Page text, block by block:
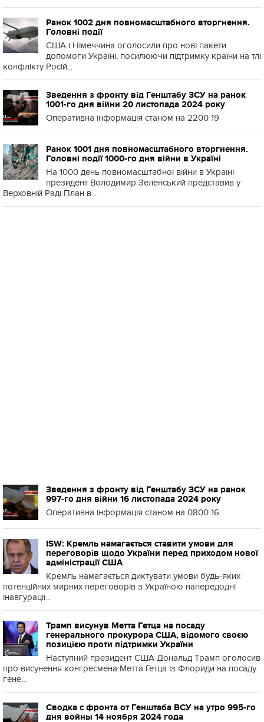
Ранок 1002 дня повномасштабного вторгнення.
Головні події
США і Німеччина оголосили про нові пакети
допомоги Україні, посилюючи підтримку країни на тлі
конфлікту Росій...
Зведення з фронту від Генштабу ЗСУ на ранок
1001-го дня війни 20 листопада 2024 року
Оперативна інформація станом на 2200 19
Ранок 1001 дня повномасштабного вторгнення.
Головні події 1000-го дня війни в Україні
На 1000 день повномасштабної війни в Україні
президент Володимир Зеленський представив у
Верховній Раді План в...
Зведення з фронту від Генштабу ЗСУ на ранок
997-го дня війни 16 листопада 2024 року
Оперативна інформація станом на 0800 16
ISW: Кремль намагається ставити умови для
переговорів щодо України перед приходом нової
адміністрації США
Кремль намагається диктувати умови будь-яких
потенційних мирних переговорів з Україною напередодні
інавгурації...
Трамп висунув Метта Гетца на посаду
генерального прокурора США, відомого своєю
позицією проти підтримки України
Наступний президент США Дональд Трамп оголосив
про висунення конгресмена Метта Гетца із Флориди на посаду
гене...
Сводка с фронта от Генштаба ВСУ на утро 995-го
дня войны 14 ноября 2024 года